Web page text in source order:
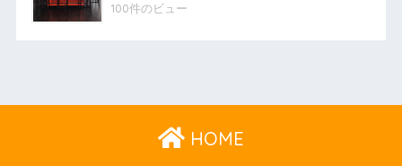
100件のビュー
HOME